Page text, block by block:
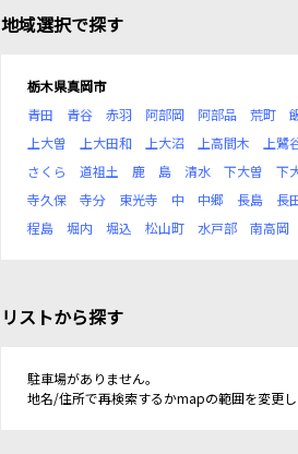
地域選択で探す
栃木県真岡市
青田
青谷 赤羽 阿部岡 阿部品 荒町
上大曽
上大田和 上大沼 上高間木 上鷺
さくら
道祖土 鹿 島 清水 下大曽 下
寺久保
寺分 東光寺 中 中郷 長島 長
程島
堀内 堀込 松山町 水戸部 南高岡
リストから探す
駐車場がありません。
地名/住所で再検索するかmapの範囲を変更し